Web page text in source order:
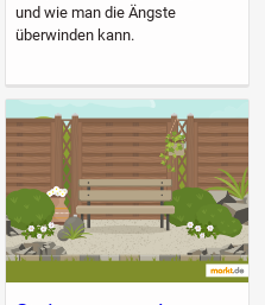
und wie man die Ängste
überwinden kann.